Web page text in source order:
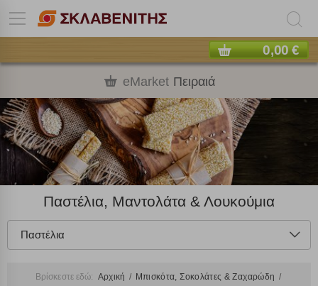
0,00 €
eMarket Πειραιά
Παστέλια, Μαντολάτα & Λουκούμια
Παστέλια
Βρίσκεστε εδώ: Αρχική
Μπισκότα, Σοκολάτες & Ζαχαρώδη